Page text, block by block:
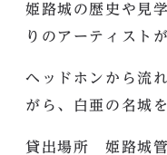
姫路城の歴史や見
りのアーティスト
ヘッドホンから流
がら、白亜の名城
貸出場所 姫路城